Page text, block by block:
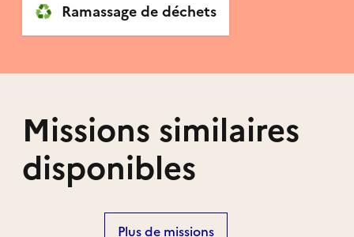
♻️ Ramassage de déchets
Missions similaires
disponibles
Plus de missions